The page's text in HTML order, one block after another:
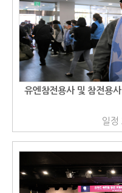
유엔참전용사 및 참전용
일